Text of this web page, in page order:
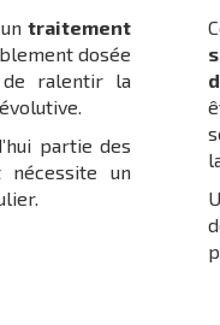
untraitement
dosée
ralentir la
partie des
nécessite un